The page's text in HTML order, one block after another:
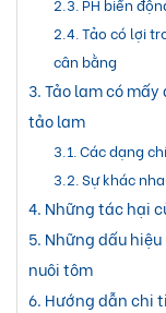
PH biến
Tảo có lợi
cân bằng
Tảo lam có
tảo lam
Các dạng
Sự khác
Những tác hại
Những dấu
nuôi tôm
Hướng dẫn chi